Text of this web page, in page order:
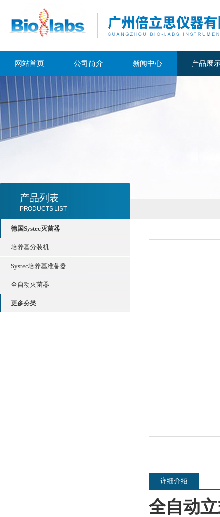
网站首页 公司简介 新闻中心 产品展
产品列表
PRODUCTS LIST
德国Systec灭菌器
培养基分装机
Systec培养基准备器
全自动灭菌器
更多分类
详细介绍
全自动